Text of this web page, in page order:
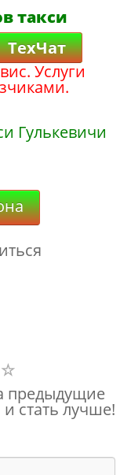
такси
ТехЧат
Услуги
Гулькевичи
предыдущие
стать лучше!